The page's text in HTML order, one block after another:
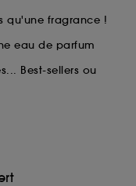
qu'une fragrance !
eau de parfum
Best-sellers ou